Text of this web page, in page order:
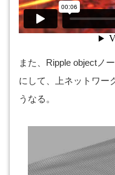
また、Ripple objectノ
にして、上ネットワー
うなる。